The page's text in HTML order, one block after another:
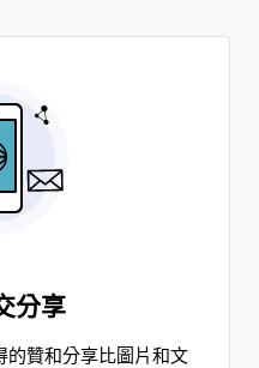
分享
的贊和分享比圖片和文